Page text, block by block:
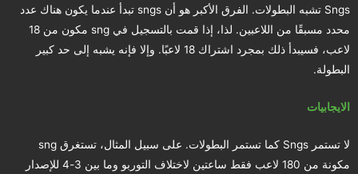
Sngs تشبه البطولات. الفرق الأكبر هو أن sngs تبدأ عندما يكون هناك عدد
محدد مسبقًا من اللاعبين. لذا، إذا قمت بالتسجيل في sng مكون من 18
لاعب، فسيبدأ ذلك بمجرد اشتراك 18 لاعبًا. وإلا فإنه يشبه إلى حد كبير
البطولة.
الايجابيات
لا تستمر Sngs كما تستمر البطولات. على سبيل المثال، تستغرق sng
مكونة من 180 لاعب فقط ساعتين لاختلاف التوربو وما بين 3-4 للإصدار